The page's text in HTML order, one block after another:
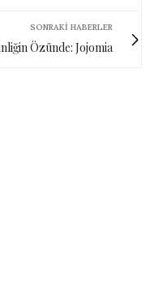
SONRAKI HABERLER
Özünde: Jojomia